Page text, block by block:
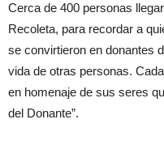
Cerca de 400 personas
Recoleta, para recordar a
se convirtieron en donantes
vida de otras personas.
en homenaje de sus seres
del Donante”.